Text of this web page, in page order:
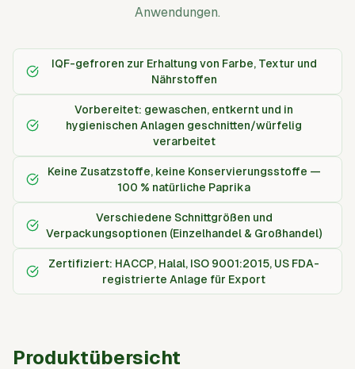
Anwendungen.
IQF-gefroren zur Erhaltung von Farbe, Textur und
Nährstoffen
Vorbereitet: gewaschen, entkernt und in
hygienischen Anlagen geschnitten/würfelig
verarbeitet
Keine Zusatzstoffe, keine Konservierungsstoffe —
100 % natürliche Paprika
Verschiedene Schnittgrößen und
Verpackungsoptionen (Einzelhandel & Großhandel)
Zertifiziert: HACCP, Halal, ISO 9001:2015, US FDA-
registrierte Anlage für Export
Produktübersicht